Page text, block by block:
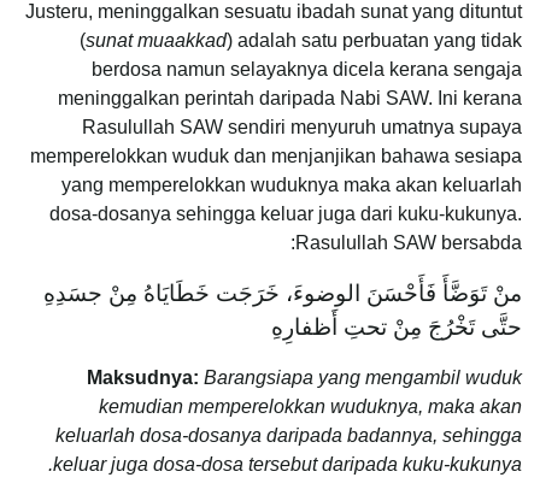
Justeru, meninggalkan sesuatu ibadah sunat yang dituntut
(sunat muaakkad) adalah satu perbuatan yang tidak
berdosa namun selayaknya dicela kerana sengaja
meninggalkan perintah daripada Nabi SAW. Ini kerana
Rasulullah SAW sendiri menyuruh umatnya supaya
memperelokkan wuduk dan menjanjikan bahawa sesiapa
yang memperelokkan wuduknya maka akan keluarlah
dosa-dosanya sehingga keluar juga dari kuku-kukunya.
Rasulullah SAW bersabda:
منْ تَوَضَّأَ فَأَحْسَنَ الوضوءَ، خَرَجَت خَطَايَاهُ مِنْ جسَدِهِ
حتَّى تَخْرُجَ مِنْ تحتِ أَظفارِهِ
Maksudnya: Barangsiapa yang mengambil wuduk
kemudian memperelokkan wuduknya, maka akan
keluarlah dosa-dosanya daripada badannya, sehingga
keluar juga dosa-dosa tersebut daripada kuku-kukunya.